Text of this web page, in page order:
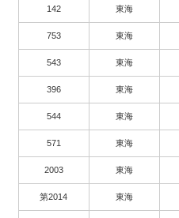
142 東海
753 東海
543 東海
396 東海
544 東海
571 東海
2003 東海
第2014 東海